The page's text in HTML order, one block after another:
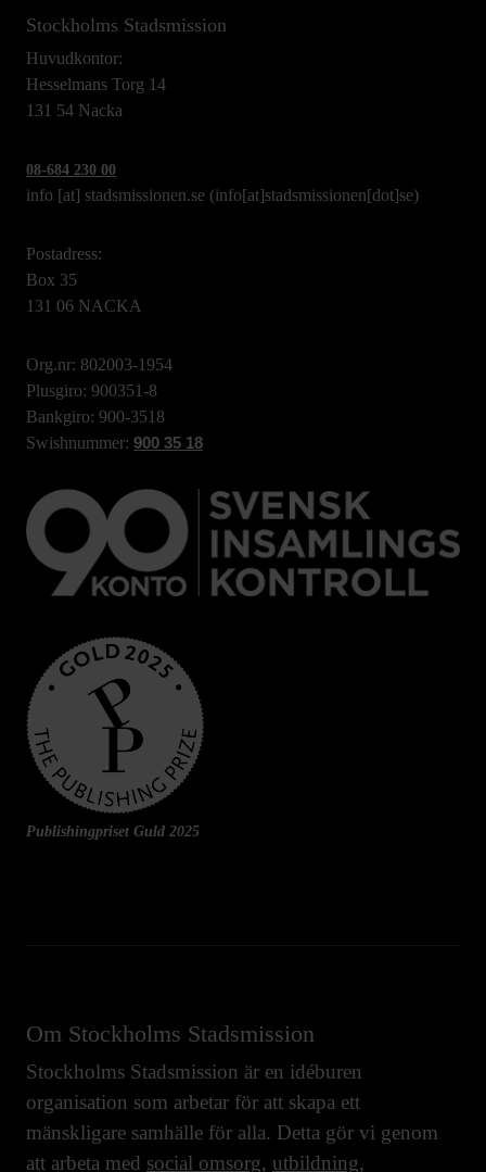
Stockholms Stadsmission
Huvudkontor:
Hesselmans Torg 14
131 54 Nacka
08-684 230 00
info [at] stadsmissionen.se (info[at]stadsmissionen[dot]se)
Postadress:
Box 35
131 06 NACKA
Org.nr: 802003-1954
Plusgiro: 900351-8
Bankgiro: 900-3518
Swishnummer: 900 35 18
Publishingpriset Guld 2025
Om Stockholms Stadsmission
Stockholms Stadsmission är en idéburen
organisation som arbetar för att skapa ett
mänskligare samhälle för alla. Detta gör vi genom
att arbeta med social omsorg, utbildning,